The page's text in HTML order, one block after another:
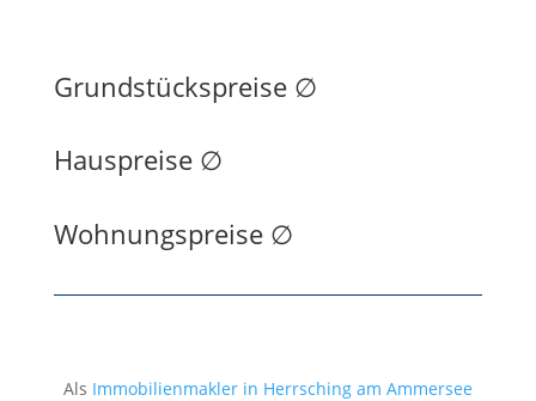
Grundstückspreise ∅
Hauspreise ∅
Wohnungspreise ∅
Als Immobilienmakler in Herrsching am Ammersee